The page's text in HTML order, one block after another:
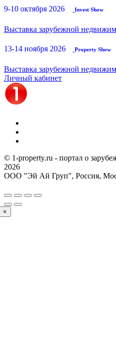
9-10 октября 2026 Invest Show
Выставка зарубежной
13-14 ноября 2026 Property Show
Выставка зарубежной
Личный кабинет
© 1-property.ru - портал о
2026
ООО "Эй Ай Груп", Россия,
×